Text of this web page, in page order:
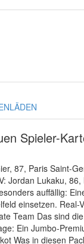
Spieler-
87, Paris Saint-
Lukaku,
auffällig:
einsetzen.
Team Das sind
Ein Jumbo-
Was in diesen